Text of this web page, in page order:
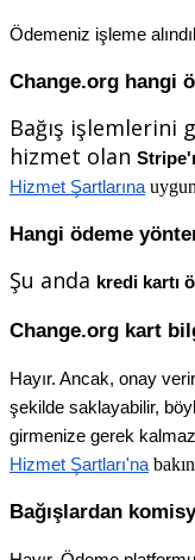
Ödemeniz iş leme al ındı
Change.org hangi ö
Bağış işlemlerini
hizmet olan Stripe'ı
Hizmet Şartlarına uygun
Hangi ödeme yö
Şu anda kredi kartı ö
Change.org kart
Hayır. Ancak, onay
şekilde saklayabilir, bö
girmenize gerek kalmaz
Hizmet Şartları'na bakın
Bağışlardan